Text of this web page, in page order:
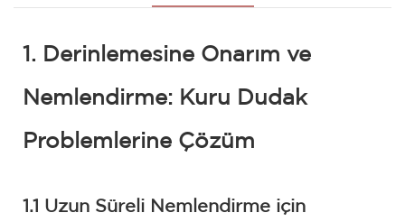
1. Derinlemesine Onarım ve
Nemlendirme: Kuru Dudak
Problemlerine Çözüm
1.1 Uzun Süreli Nemlendirme için